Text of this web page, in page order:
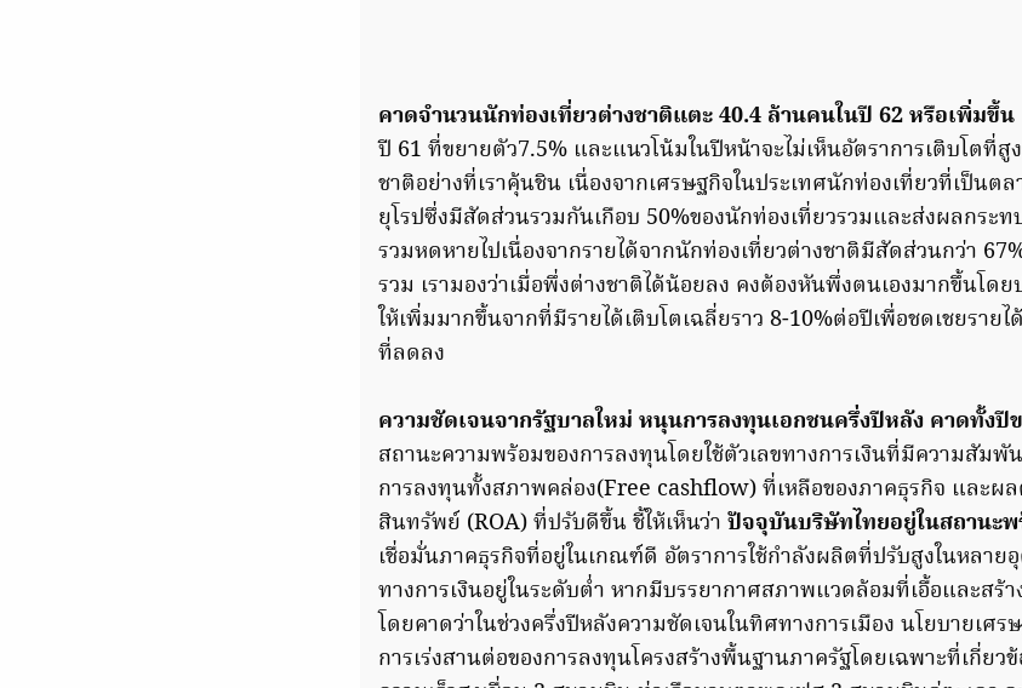
คาดจำนวนนักท่องเที่ยวต่างชาติแตะ40.4 ล้านคนในปี 62 หรือเพิ่มขึ้
ปี 61 ที่ขยายตัว7.5% และแนวโน้มในปีหน้าจะไม่เห็นอัตราการเติบโตที่สู
ชาติอย่างที่เราคุ้นชิน เนื่องจากเศรษฐกิจในประเทศนักท่องเที่ยวที่เป็น
ยุโรปซึ่งมีสัดส่วนรวมกันเกือบ 50%ของนักท่องเที่ยวรวมและส่งผลกระท
รวมหดหายไปเนื่องจากรายได้จากนักท่องเที่ยวต่างชาติมีสัดส่วนกว่า
รวม เรามองว่าเมื่อพึ่งต่างชาติได้น้อยลง คงต้องหันพึ่งตนเองมากขึ้นโด
ให้เพิ่มมากขึ้นจากที่มีรายได้เติบโตเฉลี่ยราว 8-10%ต่อปีเพื่อชดเชยราย
ที่ลดลง
ความชัดเจนจากรัฐบาลใหม่ หนุนการลงทุนเอกชนครึ่งปีหลัง คาดทั้งปี
สถานะความพร้อมของการลงทุนโดยใช้ตัวเลขทางการเงินที่มีความสัมพั
การลงทุนทั้งสภาพคล่อง(Free cashflow) ที่เหลือของภาคธุรกิจ และผ
สินทรัพย์ (ROA) ที่ปรับดีขึ้น ชี้ให้เห็นว่า ปัจจุบันบริษัทไทยอยู่ในสถานะ
เชื่อมั่นภาคธุรกิจที่อยู่ในเกณฑ์ดี อัตราการใช้กำลังผลิตที่ปรับสูงในหลา
ทางการเงินอยู่ในระดับต่ำ หากมีบรรยากาศสภาพแวดล้อมที่เอื้อและสร้
โดยคาดว่าในช่วงครึ่งปีหลังความชัดเจนในทิศทางการเมือง นโยบายเศร
การเร่งสานต่อของการลงทุนโครงสร้างพื้นฐานภาครัฐโดยเฉพาะที่เกี่ยว